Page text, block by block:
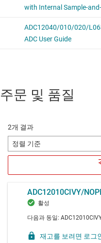
주문 및 품질